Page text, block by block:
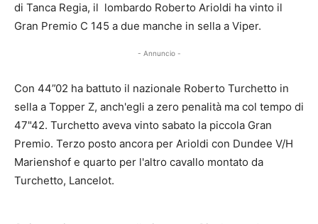
di Tanca Regia, il lombardo Roberto Arioldi ha vinto il
Gran Premio C 145 a due manche in sella a Viper.
- Annuncio -
Con 44”02 ha battuto il nazionale Roberto Turchetto in
sella a Topper Z, anch'egli a zero penalità ma col tempo di
47"42. Turchetto aveva vinto sabato la piccola Gran
Premio. Terzo posto ancora per Arioldi con Dundee V/H
Marienshof e quarto per l'altro cavallo montato da
Turchetto, Lancelot.